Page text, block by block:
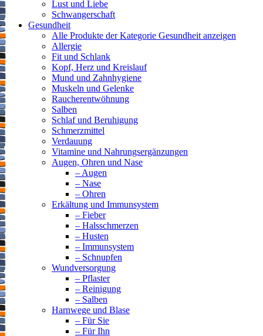
Lust und Liebe
Schwangerschaft
Gesundheit
Alle Produkte der Kategorie Gesundheit anzeigen
Allergie
Fit und Schlank
Kopf, Herz und Kreislauf
Mund und Zahnhygiene
Muskeln und Gelenke
Raucherentwöhnung
Salben
Schlaf und Beruhigung
Schmerzmittel
Verdauung
Vitamine und Nahrungsergänzungen
Augen, Ohren und Nase
– Augen
– Nase
– Ohren
Erkältung und Immunsystem
– Fieber
– Halsschmerzen
– Husten
– Immunsystem
– Schnupfen
Wundversorgung
– Pflaster
– Reinigung
– Salben
Harnwege und Blase
– Für Sie
– Für Ihn